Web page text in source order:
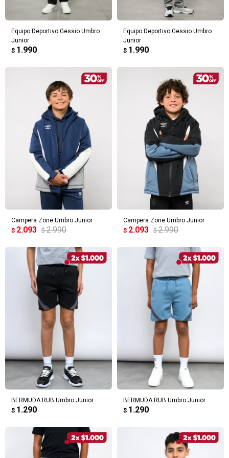
Equipo Deportivo Gessio Umbro
Junior
$ 1.990
Equipo Deportivo Gessio Umbro
Junior
$ 1.990
Campera Zone Umbro Junior
$ 2.093 $ 2.990
Campera Zone Umbro Junior
$ 2.093 $ 2.990
BERMUDA RUB Umbro Junior
$ 1.290
BERMUDA RUB Umbro Junior
$ 1.290